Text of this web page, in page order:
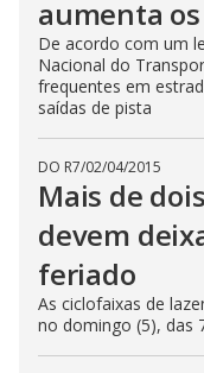
aumenta
De acordo com um
Nacional do
frequentes em
saídas de pista
DO R7/02/04/2015
Mais de
devem
feriado
As ciclofaixas de
no domingo (5), das